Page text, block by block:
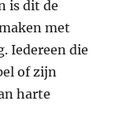
is dit de
met
Iedereen die
of zijn
harte